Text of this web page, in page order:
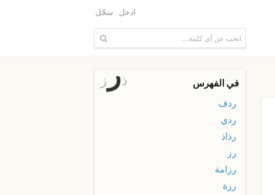
ادخل سجّل
في الفهرس ذر ز
ردف
ردي
رذاذ
رز
رزامة
رزة